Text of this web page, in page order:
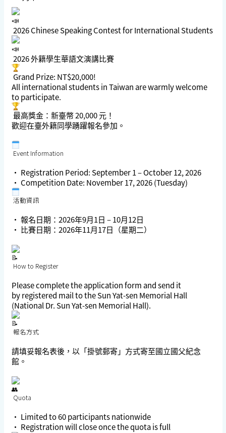
2026 Chinese Speaking Contest for International Students
2026 外籍學生華語文演講比賽
Grand Prize: NT$20,000!
All international students in Taiwan are warmly welcome
to participate.
最高獎金：新臺幣 20,000 元！
歡迎在臺外籍同學踴躍報名參加。
Event Information
• Registration Period: September 1 – October 12, 2026
• Competition Date: November 17, 2026 (Tuesday)
活動資訊
• 報名日期：2026年9月1日 – 10月12日
• 比賽日期：2026年11月17日（星期二）
How to Register
Please complete the application form and send it
byregistered mailto the Sun Yat-sen Memorial Hall
(National Dr. Sun Yat-sen Memorial Hall).
報名方式
請填妥報名表後，以「掛號郵寄」方式寄至國立國父紀念
館。
Quota
• Limited to60 participants nationwide
• Registration will close once the quota is full